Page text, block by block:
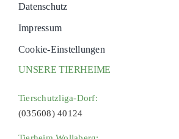
Datenschutz
Impressum
Cookie-Einstellungen
UNSERE TIERHEIME
Tierschutzliga-Dorf:
(035608) 40124